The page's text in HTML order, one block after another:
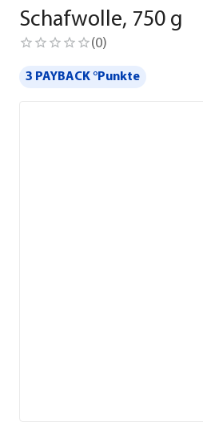
Schafwolle, 750 g
(0)
3 PAYBACK °Punkte